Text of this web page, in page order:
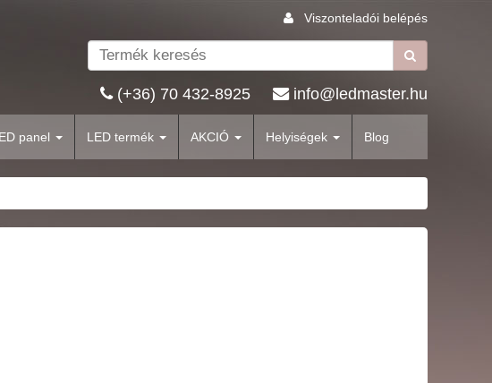
Viszonteladói belépés
(+36) 70 432-8925 info@ledmaster.hu
panel LED termék AKCIÓ Helyiségek Blog